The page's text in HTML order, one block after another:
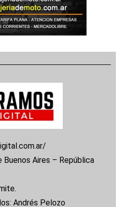
Buenos Aires – República
Andrés Pelozo